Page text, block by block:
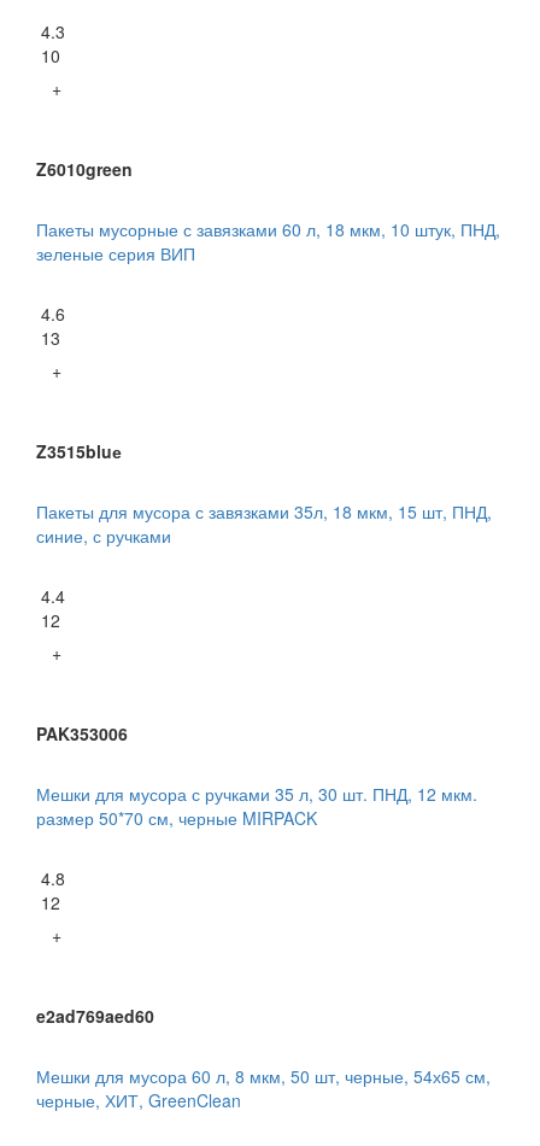
4.3
10
+
Z6010green
Пакеты мусорные с завязками 60 л, 18 мкм, 10 штук, ПНД,
зеленые серия ВИП
4.6
13
+
Z3515bluе
Пакеты для мусора с завязками 35л, 18 мкм, 15 шт, ПНД,
синие, с ручками
4.4
12
+
PAK353006
Мешки для мусора с ручками 35 л, 30 шт. ПНД, 12 мкм.
размер 50*70 см, черные MIRPACK
4.8
12
+
e2ad769aed60
Мешки для мусора 60 л, 8 мкм, 50 шт, черные, 54х65 см,
черные, ХИТ, GreenClean